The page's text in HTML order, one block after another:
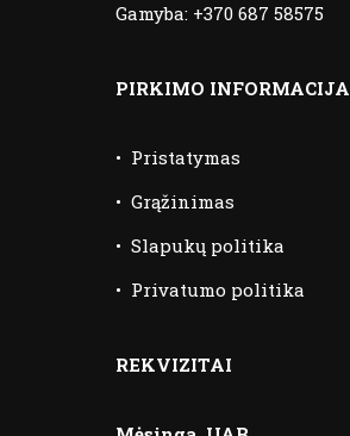
Gamyba: +370 687 58575
PIRKIMO INFORMACIJA
• Pristatymas
• Grąžinimas
• Slapukų politika
• Privatumo politika
REKVIZITAI